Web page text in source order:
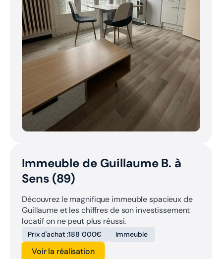
Immeuble de Guillaume B. à
Sens (89)
Découvrez le magnifique immeuble spacieux de
Guillaume et les chiffres de son investissement
locatif on ne peut plus réussi.
Prix d'achat :188 000€ Immeuble
Voir la réalisation